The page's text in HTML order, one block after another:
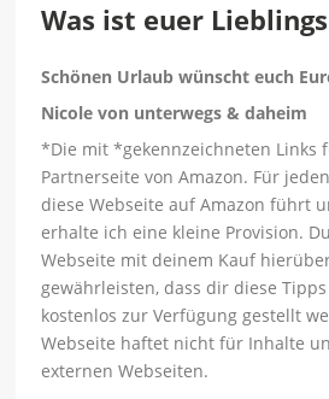
Was ist euer
Schönen Urlaub wünscht euch
Nicole von unterwegs & daheim
*Die mit *gekennzeichneten Links
Partnerseite von Amazon. Für
diese Webseite auf Amazon führt
erhalte ich eine kleine Provision.
Webseite mit deinem Kauf
gewährleisten, dass dir diese
kostenlos zur Verfügung gestellt
Webseite haftet nicht für Inhalte
externen Webseiten.